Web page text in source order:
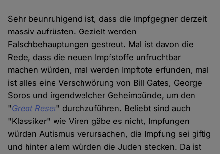
Sehr beunruhigend ist, dass die Impfgegner derzeit
massiv aufrüsten. Gezielt werden
Falschbehauptungen gestreut. Mal ist davon die
Rede, dass die neuen Impfstoffe unfruchtbar
machen würden, mal werden Impftote erfunden, mal
ist alles eine Verschwörung von Bill Gates, George
Soros und irgendwelcher Geheimbünde, um den
"Great Reset" durchzuführen. Beliebt sind auch
"Klassiker" wie Viren gäbe es nicht, Impfungen
würden Autismus verursachen, die Impfung sei giftig
und hinter allem würden die Juden stecken. Da ist